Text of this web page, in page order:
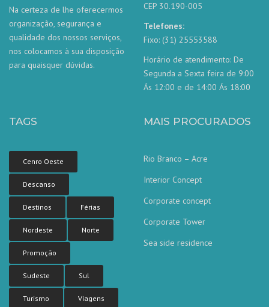
Na certeza de lhe oferecermos
organização, segurança e
qualidade dos nossos serviços,
nos colocamos à sua disposição
para quaisquer dúvidas.
CEP 30.190-005
Telefones:
Fixo: (31) 25553588
Horário de atendimento: De
Segunda a Sexta feira de 9:00
Ás 12:00 e de 14:00 Ás 18:00
TAGS
Cenro Oeste
Descanso
Destinos Férias
Nordeste Norte
Promoção
Sudeste Sul
Turismo Viagens
MAIS PROCURADOS
Rio Branco – Acre
Interior Concept
Corporate concept
Corporate Tower
Sea side residence
Nossa equipe de atendimento ao